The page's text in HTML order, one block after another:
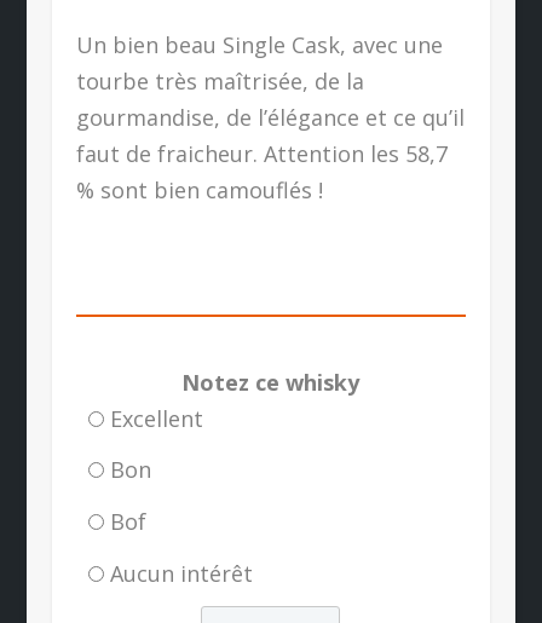
Un bien beau Single Cask, avec une
tourbe très maîtrisée, de la
gourmandise, de l’élégance et ce qu’il
faut de fraicheur. Attention les 58,7
% sont bien camouflés !
Notez ce whisky
Excellent
Bon
Bof
Aucun intérêt